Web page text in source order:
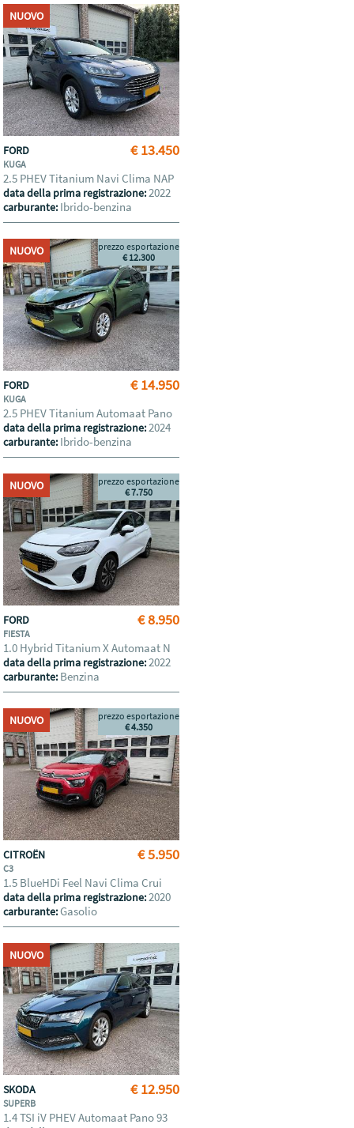
NUOVO
€ 13.450
FORD
KUGA
2.5 PHEV Titanium Navi Clima NAP
data della prima registrazione:2022
carburante: Ibrido-benzina
NUOVO
€ 14.950
prezzo esportazione
€ 12.300
FORD
KUGA
2.5 PHEV Titanium Automaat Pano
data della prima registrazione:2024
carburante: Ibrido-benzina
NUOVO
€ 8.950
prezzo esportazione
€ 7.750
FORD
FIESTA
1.0 Hybrid Titanium X Automaat N
data della prima registrazione:2022
carburante: Benzina
NUOVO
€ 5.950
prezzo esportazione
€ 4.350
CITROËN
C3
1.5 BlueHDi Feel Navi Clima Crui
data della prima registrazione:2020
carburante:Gasolio
NUOVO
€ 12.950
SKODA
SUPERB
1.4 TSI iV PHEV Automaat Pano 93